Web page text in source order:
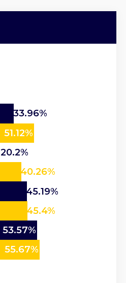
33.96%
51.12%
20.2%
40.26%
45.19%
45.4%
53.57%
55.67%